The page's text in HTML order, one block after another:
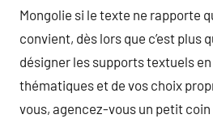
Mongolie si le texte ne rapporte
convient, dès lors que c’est plus
désigner les supports textuels
thématiques et de vos choix
vous, agencez-vous un petit coin